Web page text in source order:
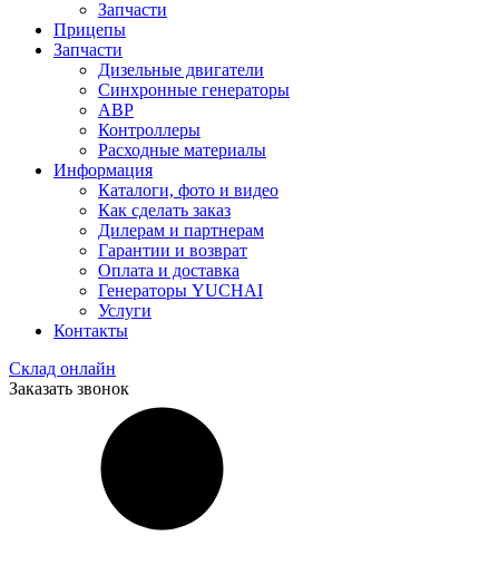
Запчасти
Прицепы
Запчасти
Дизельные двигатели
Синхронные генераторы
АВР
Контроллеры
Расходные материалы
Информация
Каталоги, фото и видео
Как сделать заказ
Дилерам и партнерам
Гарантии и возврат
Оплата и доставка
Генераторы YUCHAI
Услуги
Контакты
Склад онлайн
Заказать звонок